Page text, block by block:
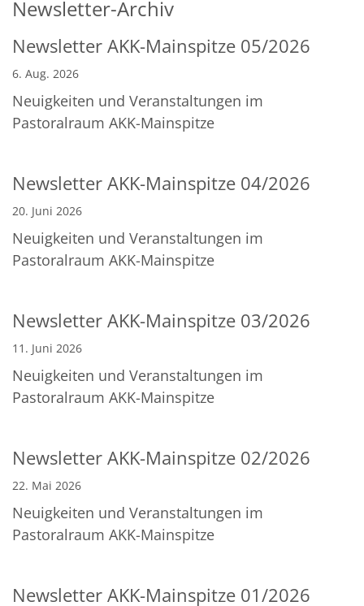
Newsletter-Archiv
Newsletter AKK-Mainspitze 05/2026
6. Aug. 2026
Neuigkeiten und Veranstaltungen im
Pastoralraum AKK-Mainspitze
Newsletter AKK-Mainspitze 04/2026
20. Juni 2026
Neuigkeiten und Veranstaltungen im
Pastoralraum AKK-Mainspitze
Newsletter AKK-Mainspitze 03/2026
11. Juni 2026
Neuigkeiten und Veranstaltungen im
Pastoralraum AKK-Mainspitze
Newsletter AKK-Mainspitze 02/2026
22. Mai 2026
Neuigkeiten und Veranstaltungen im
Pastoralraum AKK-Mainspitze
Newsletter AKK-Mainspitze 01/2026